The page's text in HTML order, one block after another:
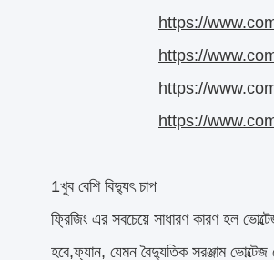
https://
https://
https://
https://
1খুব বেশি বিদ্যুৎ চাপ
ফ্রিজিং এর সবচেয়ে সাধারণ কারণ হল
হবে,ফ্যান, যেমন বৈদ্যুতিক সরঞ্জাম